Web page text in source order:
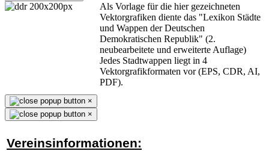
Als Vorlage für die hier gezeichneten
Vektorgrafiken diente das "Lexikon Städte
und Wappen der Deutschen
Demokratischen Republik" (2.
neubearbeitete und erweiterte Auflage)
Jedes Stadtwappen liegt in 4
Vektorgrafikformaten vor (EPS, CDR, AI,
PDF).
×
×
Vereinsinformationen: